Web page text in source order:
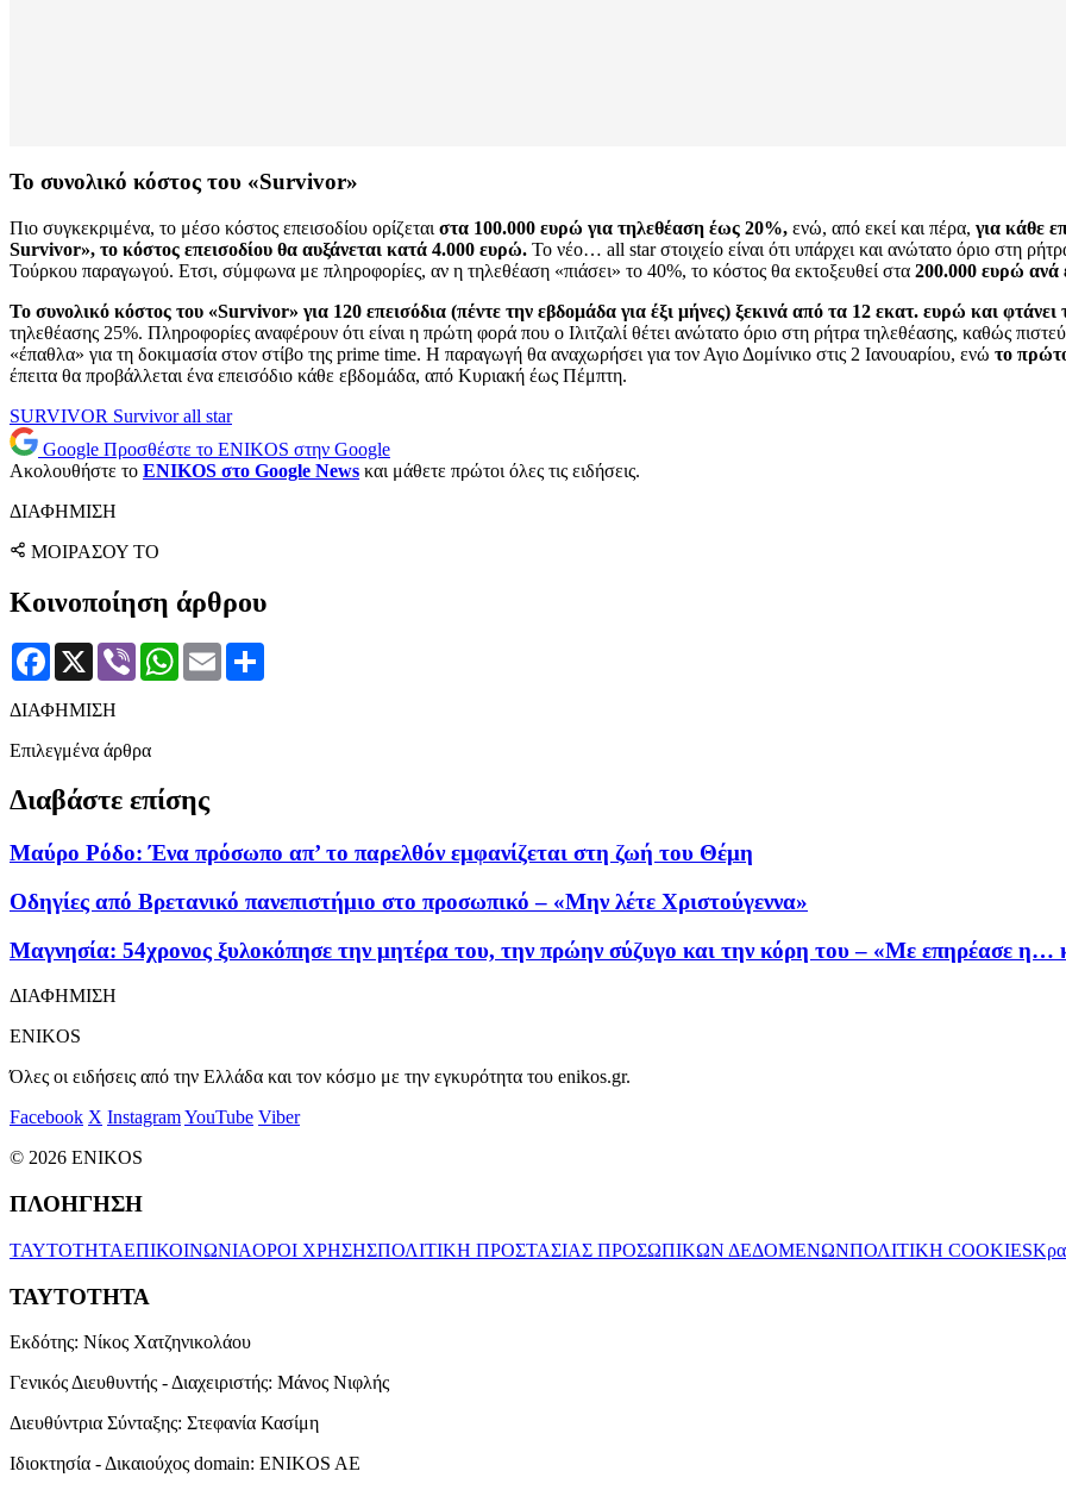
Το συνολικό κόστος του «Survivor»
Πιο συγκεκριμένα, το μέσο κόστος επεισοδίου ορίζεται στα 100.000 ευρώ για τηλεθέαση έως 20%, ενώ, από εκεί και πέρα, για κάθε
Survivor», το κόστος επεισοδίου θα αυξάνεται κατά 4.000 ευρώ. Το νέο… all star στοιχείο είναι ότι υπάρχει και ανώτατο όριο στη
Τούρκου παραγωγού. Ετσι, σύμφωνα με πληροφορίες, αν η τηλεθέαση «πιάσει» το 40%, το κόστος θα εκτοξευθεί στα 200.000 ευρώ ανά
Το συνολικό κόστος του «Survivor» για 120 επεισόδια (πέντε την εβδομάδα για έξι μήνες) ξεκινά από τα 12 εκατ. ευρώ και
τηλεθέασης 25%. Πληροφορίες αναφέρουν ότι είναι η πρώτη φορά που ο Ιλιτζαλί θέτει ανώτατο όριο στη ρήτρα τηλεθέασης, καθώς
«έπαθλα» για τη δοκιμασία στον στίβο της prime time. Η παραγωγή θα αναχωρήσει για τον Αγιο Δομίνικο στις 2 Ιανουαρίου, ενώ το
έπειτα θα προβάλλεται ένα επεισόδιο κάθε εβδομάδα, από Κυριακή έως Πέμπτη.
SURVIVOR Survivor all star
Google Προσθέστε το ENIKOS στην Google
Ακολουθήστε το ENIKOS στο Google News και μάθετε πρώτοι όλες τις ειδήσεις.
ΔΙΑΦΗΜΙΣΗ
ΜΟΙΡΑΣΟΥ ΤΟ
Κοινοποίηση άρθρου
Facebook
X Viber WhatsApp
Email
ΔΙΑΦΗΜΙΣΗ
Επιλεγμένα άρθρα
Διαβάστε επίσης
Μαύρο Ρόδο: Ένα πρόσωπο απ’ το παρελθόν εμφανίζεται στη ζωή του Θέμη
Οδηγίες από Βρετανικό πανεπιστήμιο στο προσωπικό – «Μην λέτε Χριστούγεννα»
Μαγνησία: 54χρονος ξυλοκόπησε την μητέρα του, την πρώην σύζυγο και την κόρη του – «Με επηρέασε η…
ΔΙΑΦΗΜΙΣΗ
ENIKOS
Όλες οι ειδήσεις από την Ελλάδα και τον κόσμο με την εγκυρότητα του enikos.gr.
Facebook X InstagramYouTube Viber
© 2026 ENIKOS
ΠΛΟΗΓΗΣΗ
ΤΑΥΤΟΤΗΤΑΕΠΙΚΟΙΝΩΝΙΑΟΡΟΙ ΧΡΗΣΗΣΠΟΛΙΤΙΚΗ ΠΡΟΣΤΑΣΙΑΣ ΠΡΟΣΩΠΙΚΩΝ ΔΕΔΟΜΕΝΩΝΠΟΛΙΤΙΚΗ COOKIES
ΤΑΥΤΟΤΗΤΑ
Εκδότης: Νίκος Χατζηνικολάου
Γενικός Διευθυντής - Διαχειριστής: Μάνος Νιφλής
Διευθύντρια Σύνταξης: Στεφανία Κασίμη
Ιδιοκτησία - Δικαιούχος domain: ENIKOS AE